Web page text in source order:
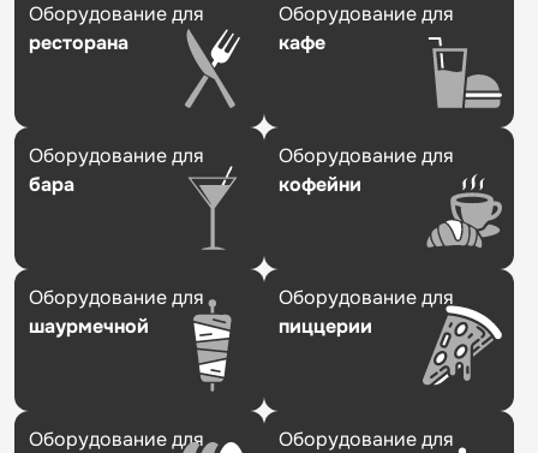
Оборудование для
ресторана
Оборудование для
кафе
Оборудование для
бара
Оборудование для
кофейни
Оборудование для
шаурмечной
Оборудование для
пиццерии
Оборудование для
Оборудование для